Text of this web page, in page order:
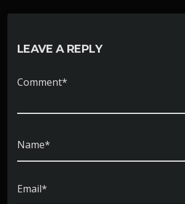
LEAVE A REPLY
Comment*
Name*
Email*